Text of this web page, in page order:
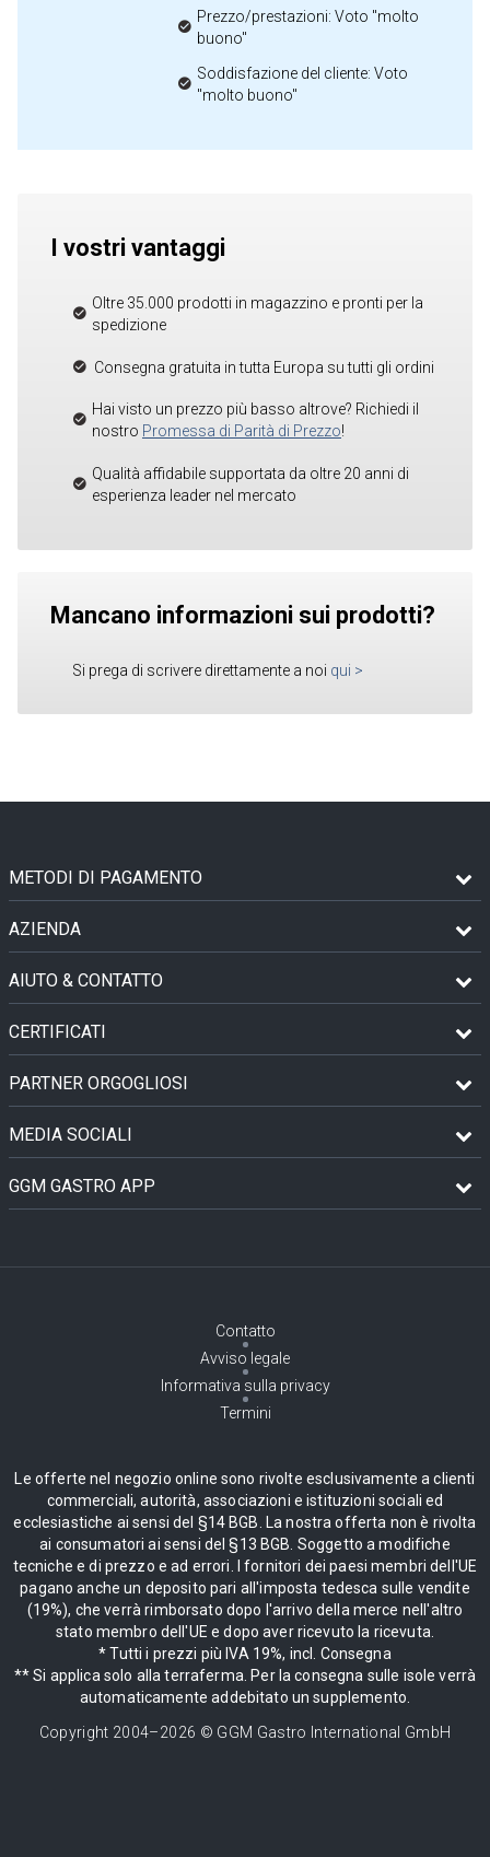
Prezzo/prestazioni: Voto "molto
buono"
Soddisfazione del cliente: Voto
"molto buono"
I vostri vantaggi
Oltre 35.000 prodotti in magazzino e pronti per la
spedizione
Consegna gratuita in tutta Europa su tutti gli ordini
Hai visto un prezzo più basso altrove? Richiedi il
nostro Promessa di Parità di Prezzo!
Qualità affidabile supportata da oltre 20 anni di
esperienza leader nel mercato
Mancano informazioni sui prodotti?
Si prega di scrivere direttamente a noi qui >
METODI DI PAGAMENTO
AZIENDA
AIUTO & CONTATTO
CERTIFICATI
PARTNER ORGOGLIOSI
MEDIA SOCIALI
GGM GASTRO APP
Contatto
Avviso legale
Informativa sulla privacy
Termini
Le offerte nel negozio online sono rivolte esclusivamente a clienti
commerciali, autorità, associazioni e istituzioni sociali ed
ecclesiastiche ai sensi del §14 BGB. La nostra offerta non è rivolta
ai consumatori ai sensi del §13 BGB. Soggetto a modifiche
tecniche e di prezzo e ad errori. I fornitori dei paesi membri dell'UE
pagano anche un deposito pari all'imposta tedesca sulle vendite
(19%), che verrà rimborsato dopo l'arrivo della merce nell'altro
stato membro dell'UE e dopo aver ricevuto la ricevuta.
* Tutti i prezzi più IVA 19%, incl. Consegna
** Si applica solo alla terraferma. Per la consegna sulle isole verrà
automaticamente addebitato un supplemento.
Copyright 2004–2026 © GGM Gastro International GmbH